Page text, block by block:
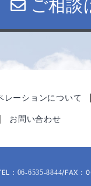
ご相談
レーションについて
お問い合わせ
： 06-6535-8844/FAX：